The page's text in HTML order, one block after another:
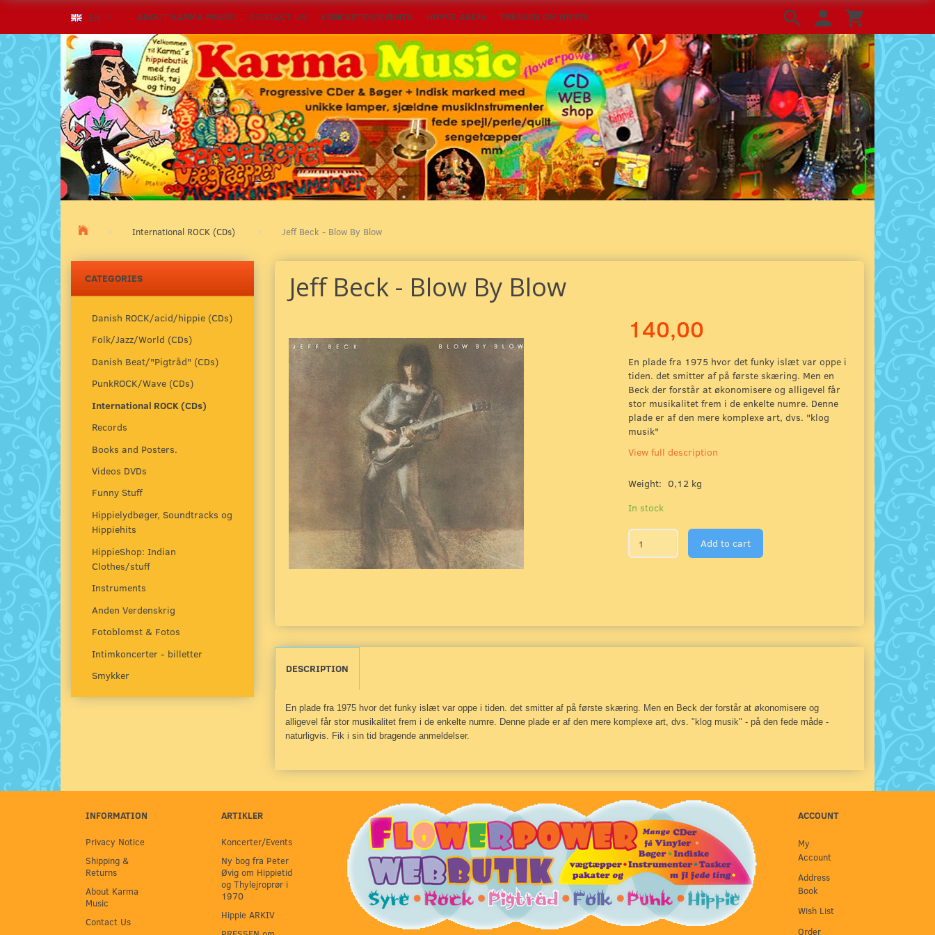
EN ABOUT KARMA MUSIC CONTACT US KONCERTER/EVENTS HIPPIE ARKIV PRESSEN OM HIPPIE
International ROCK (CDs) Jeff Beck - Blow By Blow
CATEGORIES
Danish ROCK/acid/hippie (CDs)
Folk/Jazz/World (CDs)
Danish Beat/"Pigtråd" (CDs)
PunkROCK/Wave (CDs)
International ROCK (CDs)
Records
Books and Posters.
Videos DVDs
Funny Stuff
Hippielydbøger, Soundtracks og
Hippiehits
HippieShop: Indian
Clothes/stuff
Instruments
Anden Verdenskrig
Fotoblomst & Fotos
Intimkoncerter - billetter
Smykker
Jeff Beck - Blow By Blow
140,00
En plade fra 1975 hvor det funky islæt var oppe i
tiden. det smitter af på første skæring. Men en
Beck der forstår at økonomisere og alligevel får
stor musikalitet frem i de enkelte numre. Denne
plade er af den mere komplexe art, dvs. "klog
musik"
View full description
Weight: 0,12 kg
In stock
Add to cart
DESCRIPTION
En plade fra 1975 hvor det funky islæt var oppe i tiden. det smitter af på første skæring. Men en Beck der forstår at økonomisere og
alligevel får stor musikalitet frem i de enkelte numre. Denne plade er af den mere komplexe art, dvs. "klog musik" - på den fede måde -
naturligvis. Fik i sin tid bragende anmeldelser.
INFORMATION
Privacy Notice
Shipping &
Returns
About Karma
Music
Contact Us
ARTIKLER
Koncerter/Events
Ny bog fra Peter
Øvig om Hippietid
og Thylejroprør i
1970
Hippie ARKIV
ACCOUNT
My
Account
Address
Book
Wish List
Order